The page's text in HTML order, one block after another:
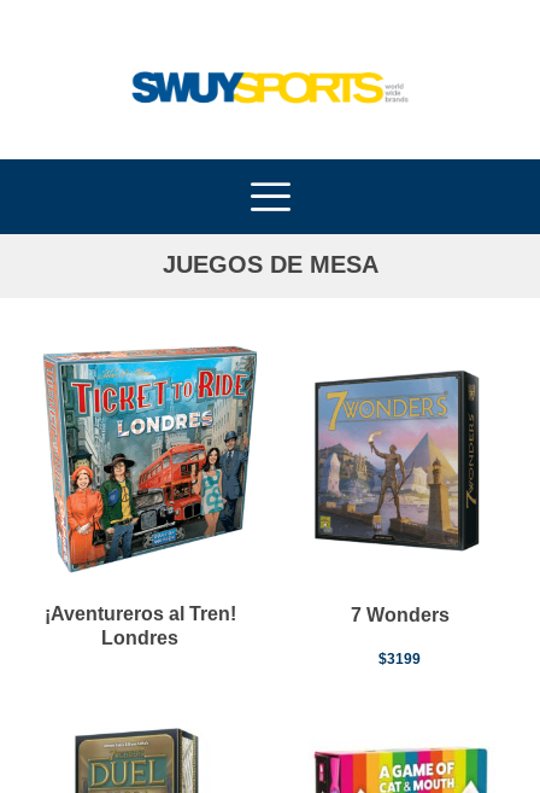
JUEGOS DE MESA
¡Aventureros al Tren!
Londres
7 Wonders
$3199